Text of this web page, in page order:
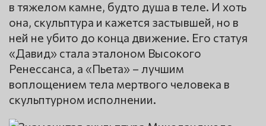
в тяжелом камне, будто душа в теле. И хоть
она, скульптура и кажется застывшей, но в
ней не убито до конца движение. Его статуя
«Давид» стала эталоном Высокого
Ренессанса, а «Пьета» – лучшим
воплощением тела мертвого человека в
скульптурном исполнении.